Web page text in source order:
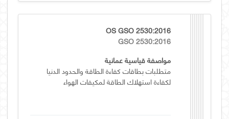
OS GSO 2530:2016
GSO 2530:2016
مواصفة قياسية عمانية
متطلبات بطاقات كفاءة الطاقة والحدود الدنيا
لكفاءة استهلاك الطاقة لمكيفات الهواء